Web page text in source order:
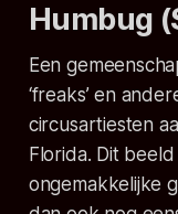
Humbug
Een
‘freaks’ en
circusartiesten
Florida. Dit
ongemakkelijke